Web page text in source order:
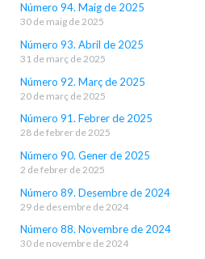
Número 94. Maig de 2025
30 de maig de 2025
Número 93. Abril de 2025
31 de març de 2025
Número 92. Març de 2025
20 de març de 2025
Número 91. Febrer de 2025
28 de febrer de 2025
Número 90. Gener de 2025
2 de febrer de 2025
Número 89. Desembre de 2024
29 de desembre de 2024
Número 88. Novembre de 2024
30 de novembre de 2024